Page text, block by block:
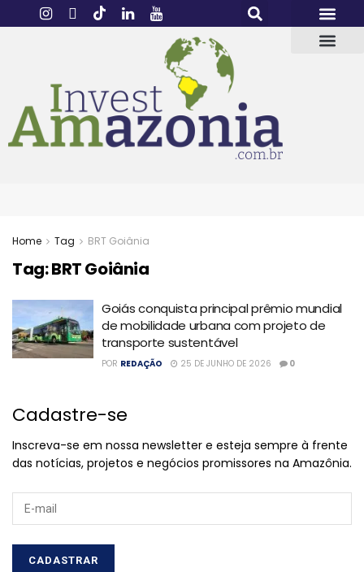
Home Tag BRT Goiânia
Tag:BRT Goiânia
Goiás conquista principal prêmio mundial
de mobilidade urbana com projeto de
transporte sustentável
POR REDAÇÃO 25 DE JUNHO DE 2026 0
Cadastre-se
Inscreva-se em nossa newsletter e esteja sempre à frente
das notícias, projetos e negócios promissores na Amazônia.